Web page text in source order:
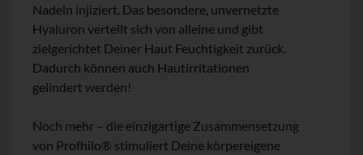
Nadeln injiziert. Das besondere, unvernetzte
Hyaluron verteilt sich von alleine und gibt
zielgerichtet Deiner Haut Feuchtigkeit zurück.
Dadurch können auch Hautirritationen
gelindert werden!
Noch mehr – die einzigartige Zusammensetzung
von Profhilo® stimuliert Deine körpereigene